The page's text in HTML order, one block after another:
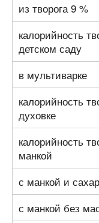
из творога 9 %
калорийность
детском саду
в мультиварке
калорийность
духовке
калорийность
манкой
с манкой и
с манкой без